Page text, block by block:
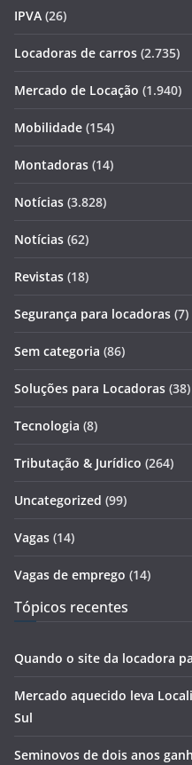
IPVA (26)
Locadoras de carros (2.735)
Mercado de Locação (1.940)
Mobilidade (154)
Montadoras (14)
Notícias (3.828)
Notícias (62)
Revistas (18)
Segurança para locadoras (7)
Sem categoria (86)
Soluções para Locadoras (38)
Tecnologia (8)
Tributação & Jurídico (264)
Uncategorized (99)
Vagas (14)
Vagas de emprego (14)
Tópicos recentes
Quando o site da locadora
Mercado aquecido leva
Sul
Seminovos de dois anos